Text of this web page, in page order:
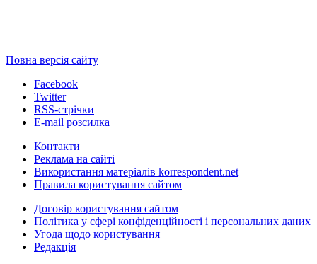
Повна версія сайту
Facebook
Twitter
RSS-стрічки
E-mail розсилка
Контакти
Реклама на сайті
Використання матеріалів korrespondent.net
Правила користування сайтом
Договір користування сайтом
Політика у сфері конфіденційності і персональних даних
Угода щодо користування
Редакція